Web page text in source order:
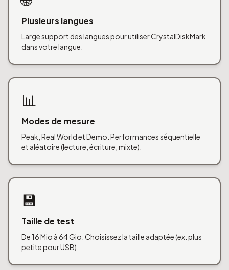
Plusieurs langues
Large support des langues pour utiliser CrystalDiskMark
dans votre langue.
📊
Modes de mesure
Peak, Real World et Demo. Performances séquentielle
et aléatoire (lecture, écriture, mixte).
💾
Taille de test
De 16 Mio à 64 Gio. Choisissez la taille adaptée (ex. plus
petite pour USB).